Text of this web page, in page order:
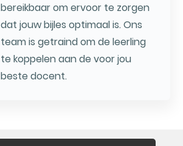
bereikbaar om ervoor te zorgen
dat jouw bijles optimaal is. Ons
team is getraind om de leerling
te koppelen aan de voor jou
beste docent.